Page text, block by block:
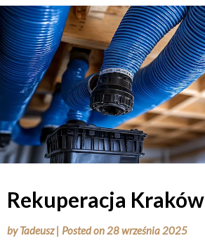
Rekuperacja Kraków
byTadeusz | Posted on28 września 2025